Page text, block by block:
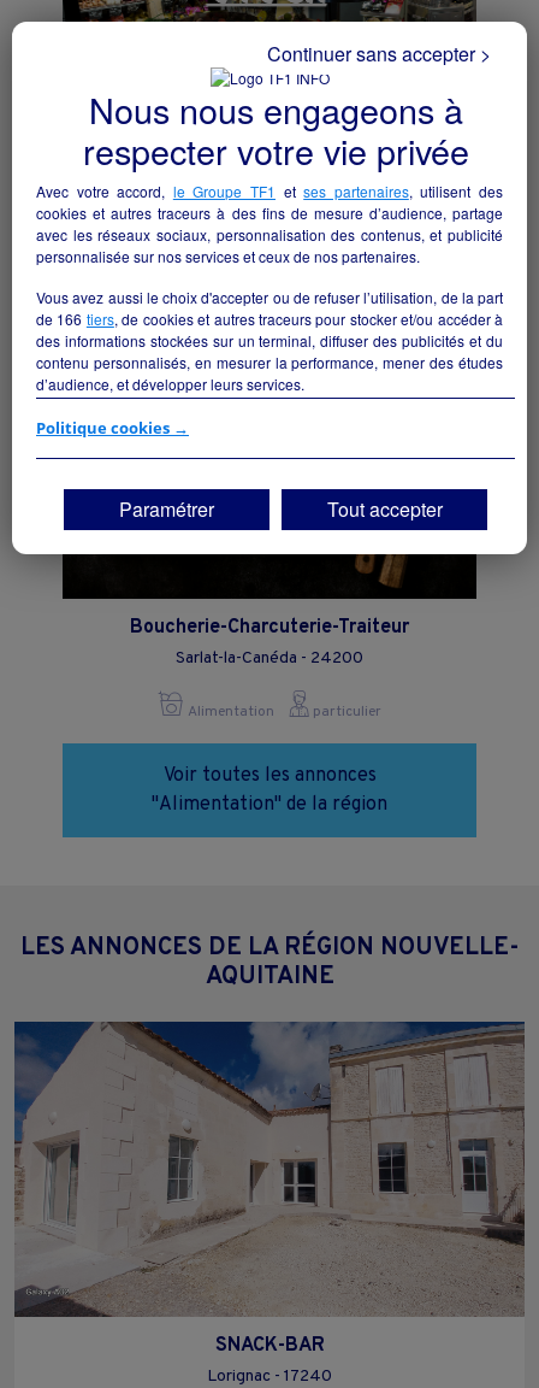
Reprise supérette VIVAL
Bordes - 64510
particulier
Boucherie-Charcuterie-Traiteur
Sarlat-la-Canéda - 24200
Alimentation particulier
Voir toutes les annonces
"Alimentation" de la région
LES ANNONCES DE LA RÉGION NOUVELLE-
AQUITAINE
SNACK-BAR
Lorignac - 17240
Nous nous engageons à
respecter votre vie privée
Avec votre accord, le Groupe TF1 etses partenaires, utilisent des
cookies et autres traceurs à des fins de mesure d’audience, partage
avec les réseaux sociaux, personnalisation des contenus, et publicité
personnalisée sur nos services et ceux de nos partenaires.
Vous avez aussi le choix d'accepter ou de refuser l’utilisation, de la part
de 166 tiers, de cookies et autres traceurs pour stocker et/ou accéder à
des informations stockées sur un terminal, diffuser des publicités et du
contenu personnalisés, en mesurer la performance, mener des études
d’audience, et développer leurs services.
Si vous continuez sans accepter, les fonctionnalités liées à la
vos centres d'intérêt. Seuls lescookies/traceurs techniquesseront
déposés et lus sur votre terminal.
Vous pouvez exprimer vos choix en cliquant sur "Tout accepter",
"Continuer sans accepter" ou "Paramétrer", et les modifier à tout
moment en cliquant sur le lien "Paramétrez vos choix" situé en bas de
Politique cookies →
Paramétrer
Continuer sans accepter >
Tout accepter